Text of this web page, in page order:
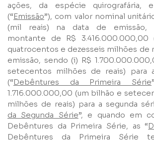
ações, da espécie quirografária,
(“Emissão”), com valor nominal
(mil reais) na data de emissão,
montante de R$
quatrocentos e dezesseis milhões de
emissão, sendo (i) R$
setecentos milhões de reais) para
(“Debêntures da Primeira Série
1.716.000.000,00 (um bilhão e
milhões de reais) para a segunda
da Segunda Série”, e quando em
Debêntures da Primeira Série, as “
Debêntures da Primeira Série